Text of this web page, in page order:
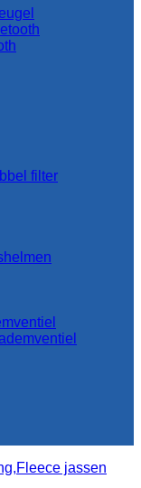
filter
jassen